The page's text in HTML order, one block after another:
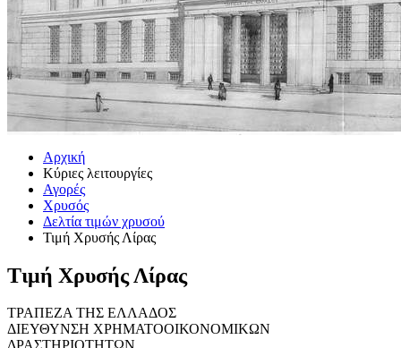
Αρχική
Κύριες λειτουργίες
Αγορές
Χρυσός
Δελτία τιμών χρυσού
Τιμή Χρυσής Λίρας
Τιμή Χρυσής Λίρας
ΤΡΑΠΕΖΑ ΤΗΣ ΕΛΛΑΔΟΣ
ΔΙΕΥΘΥΝΣΗ ΧΡΗΜΑΤΟΟΙΚΟΝΟΜΙΚΩΝ